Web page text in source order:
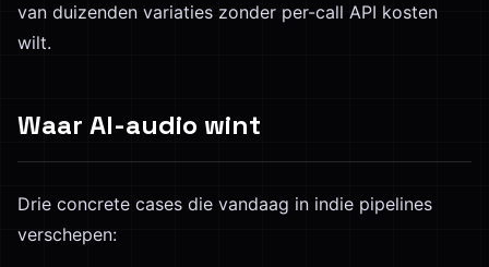
van duizenden variaties zonder per-call API kosten
wilt.
Waar AI-audio wint
Drie concrete cases die vandaag in indie pipelines
verschepen: